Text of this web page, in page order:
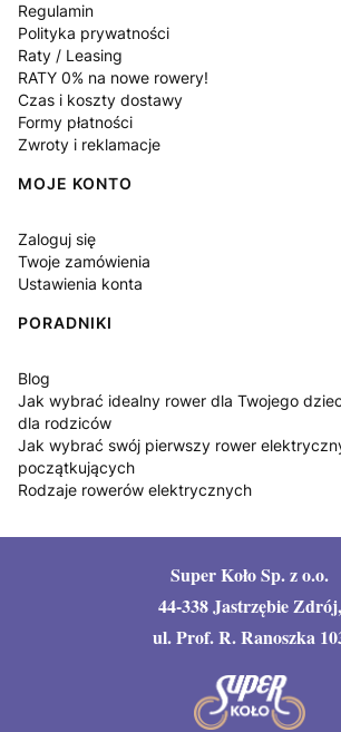
Regulamin
Polityka prywatności
Raty / Leasing
RATY 0% na nowe rowery!
Czas i koszty dostawy
Formy płatności
Zwroty i reklamacje
MOJE KONTO
Zaloguj się
Twoje zamówienia
Ustawienia konta
PORADNIKI
Blog
Jak wybrać idealny rower dla Twojego
dla rodziców
Jak wybrać swój pierwszy rower
początkujących
Rodzaje rowerów elektrycznych
Super Koło Sp. z o.o.
44-338 Jastrzębie Zdrój,
ul. Prof. R. Ranoszka